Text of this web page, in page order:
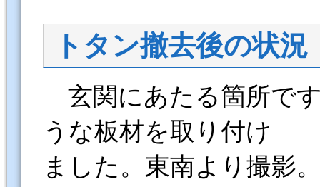
トタン撤去後の状況
玄関にあたる箇所で
うな板材を取り付け
ました。東南より撮影